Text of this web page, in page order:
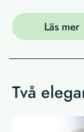
Läs mer
Två